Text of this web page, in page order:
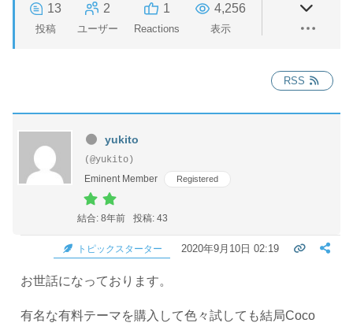
13
投稿
2
ユーザー
1
Reactions
4,256
表示
RSS
yukito
(@yukito)
Eminent Member
Registered
結合: 8年前 投稿: 43
トピックスターター 2020年9月10日 02:19
お世話になっております。
有名な有料テーマを購入して色々試しても結局Coco